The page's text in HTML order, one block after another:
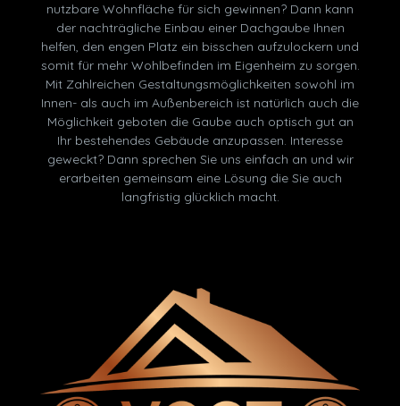
nutzbare Wohnfläche für sich gewinnen? Dann kann
der nachträgliche Einbau einer Dachgaube Ihnen
helfen, den engen Platz ein bisschen aufzulockern und
somit für mehr Wohlbefinden im Eigenheim zu sorgen.
Mit Zahlreichen Gestaltungsmöglichkeiten sowohl im
Innen- als auch im Außenbereich ist natürlich auch die
Möglichkeit geboten die Gaube auch optisch gut an
Ihr bestehendes Gebäude anzupassen. Interesse
geweckt? Dann sprechen Sie uns einfach an und wir
erarbeiten gemeinsam eine Lösung die Sie auch
langfristig glücklich macht.